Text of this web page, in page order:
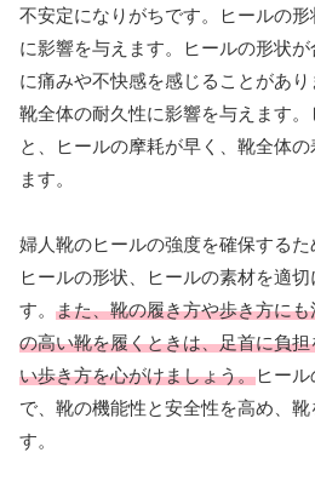
不安定になりがちです。ヒールの
に影響を与えます。ヒールの形状
に痛みや不快感を感じることがあり
靴全体の耐久性に影響を与えます
と、ヒールの摩耗が早く、靴全体
ます。
婦人靴のヒールの強度を確保するた
ヒールの形状、ヒールの素材を適
す。 また、靴の履き方や歩き方に
の高い靴を履くときは、足首に負
い歩き方を心がけましょう。ヒー
で、靴の機能性と安全性を高め、
す。